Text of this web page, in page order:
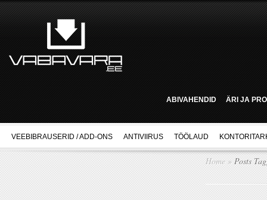
ABIVAHENDID ÄRI JA
VEEBIBRAUSERID / ADD-ONS ANTIVIIRUS TÖÖLAUD
Home » Posts